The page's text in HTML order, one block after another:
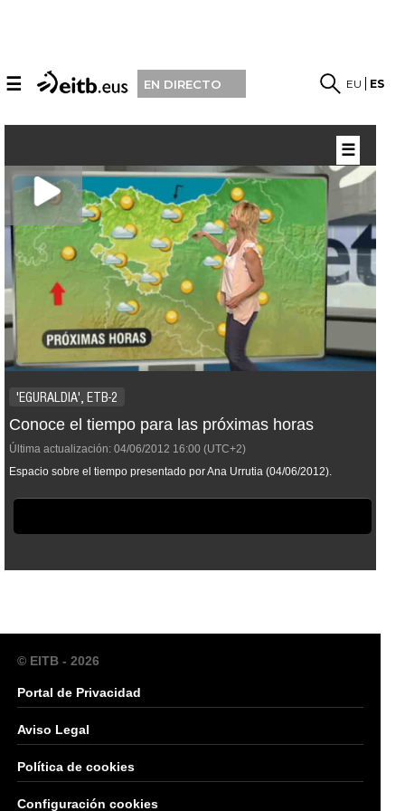
☰ EN DIRECTO EU ES
'EGURALDIA', ETB-2
Conoce el tiempo para las próximas horas
Última actualización: 04/06/2012 16:00 (UTC+2)
Espacio sobre el tiempo presentado por Ana Urrutia (04/06/2012).
☰
© EITB - 2026
Portal de Privacidad
Aviso Legal
Política de cookies
Configuración cookies